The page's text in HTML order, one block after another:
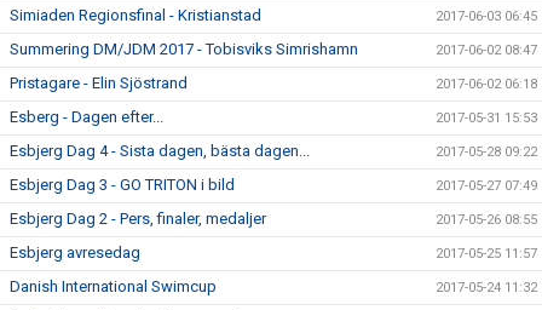
Simiaden Regionsfinal - Kristianstad 2017-06-03 06:45
Summering DM/JDM 2017 - Tobisviks Simrishamn 2017-06-02 08:47
Pristagare - Elin Sjöstrand 2017-06-02 06:18
Esberg - Dagen efter... 2017-05-31 15:53
Esbjerg Dag 4 - Sista dagen, bästa dagen... 2017-05-28 09:22
Esbjerg Dag 3 - GO TRITON i bild 2017-05-27 07:49
Esbjerg Dag 2 - Pers, finaler, medaljer 2017-05-26 08:55
Esbjerg avresedag 2017-05-25 11:57
Danish International Swimcup 2017-05-24 11:32